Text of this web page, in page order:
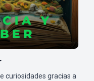
curiosidades gracias a